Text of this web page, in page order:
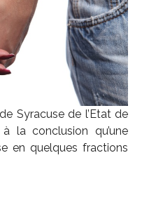
Syracuse de l’Etat de
la conclusion qu’une
en quelques fractions